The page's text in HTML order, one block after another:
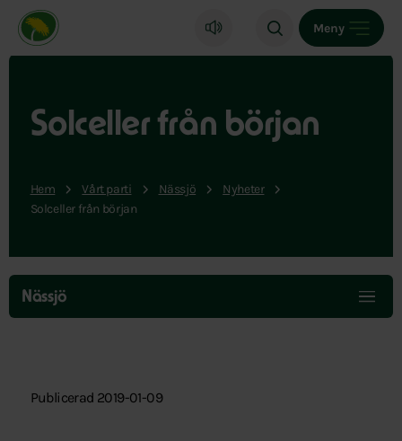
Miljöpartiet de gröna, startsida
Meny
Solceller från början
Hem Vårt parti Nässjö
Nyheter
Solceller från början
Hoppa
över
menyn
Nässjö
Publicerad 2019-01-09